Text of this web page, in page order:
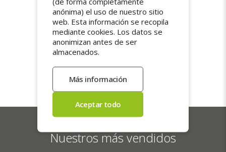
Envío gratuito
El envío es gratuito en toda España.
Nuestros pedidos se preparan con cuidado
y se envían en 5 días laborables. Paquetes
con seguimiento y entrega en mano contra
firma, para una recepción segura e
Nuestros más vendidos
anónima) el uso de nuestro sitio
web. Esta información se recopila
mediante cookies. Los datos se
anonimizan antes de ser
almacenados.